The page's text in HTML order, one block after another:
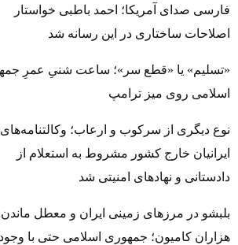
فارسی صدای آمریکا؛ احمد باطبی خواستار
اصلاحات ساختاری در این رسانه شد
«تسلیم» یا «قطع سر»؛ ساعت شنیِ عمرِ
اسلامی روی میز ترامپ
نوع دیگری از سرکوب و ارعاب؛ وکالتنامه‌های
ایرانیان خارج کشور مشروط به استعلام از
دادستانی و نهادهای امنیتی شد
بلبشو در مرزهای زمینی ایران و معطل ماندن
هزاران کامیون؛ جمهوری اسلامی حتی با وجود